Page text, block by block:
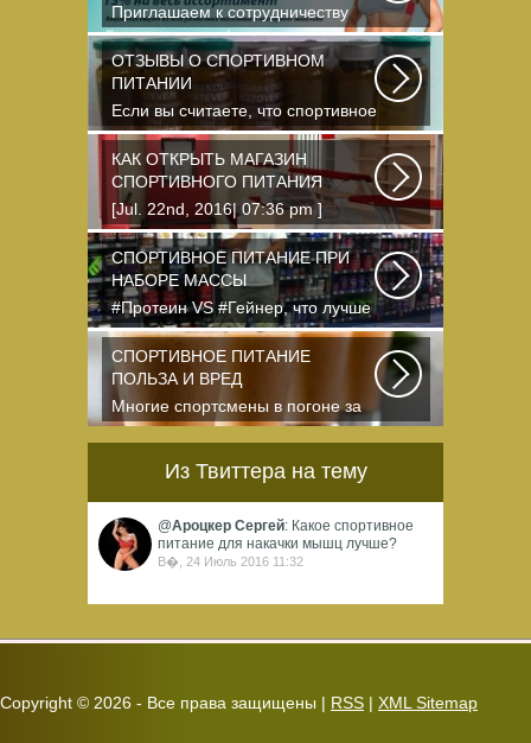
Приглашаем к сотрудничеству
организации, занимающихся
продажей спортивного...
ОТЗЫВЫ О СПОРТИВНОМ
ПИТАНИИ
Если вы считаете, что спортивное
питание — это стероиды и
протеин в шприцах...
КАК ОТКРЫТЬ МАГАЗИН
СПОРТИВНОГО ПИТАНИЯ
[Jul. 22nd, 2016| 07:36 pm ]
dkphoto Что-то я окончательно
перевел ведение...
СПОРТИВНОЕ ПИТАНИЕ ПРИ
НАБОРЕ МАССЫ
#Протеин VS #Гейнер, что лучше
для набора массы? Очень часто
начинающие...
СПОРТИВНОЕ ПИТАНИЕ
ПОЛЬЗА И ВРЕД
Многие спортсмены в погоне за
спортивными результатами в
Из Твиттера на тему
@Ароцкер Сергей: Какое спортивное
питание для накачки мышц лучше?
В�, 24 Июль 2016 11:32
Copyright © 2026 - Все права защищены | RSS | XML Sitemap